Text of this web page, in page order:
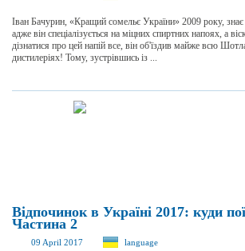
Іван Бачурин, «Кращий сомельє України» 2009 року, знає
адже він спеціалізується на міцних спиртних напоях, а
дізнатися про цей напій все, він об'їздив майже всю
дистилеріях! Тому, зустрівшись із ...
Відпочинок в Україні 2017: куди
Частина 2
09 April 2017 language